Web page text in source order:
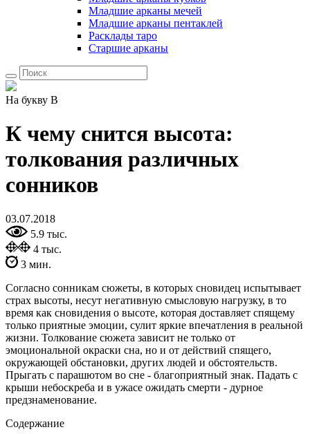
Младшие арканы мечей
Младшие арканы пентаклей
Расклады таро
Старшие арканы
На букву В
К чему снится высота:
толкования различных
сонников
03.07.2018
5.9 тыс.
4 тыс.
3 мин.
Согласно сонникам сюжеты, в которых сновидец испытывает
страх высоты, несут негативную смысловую нагрузку, в то
время как сновидения о высоте, которая доставляет спящему
только приятные эмоции, сулит яркие впечатления в реальной
жизни. Толкование сюжета зависит не только от
эмоциональной окраски сна, но и от действий спящего,
окружающей обстановки, других людей и обстоятельств.
Прыгать с парашютом во сне - благоприятный знак. Падать с
крыши небоскреба и в ужасе ожидать смерти - дурное
предзнаменование.
Содержание